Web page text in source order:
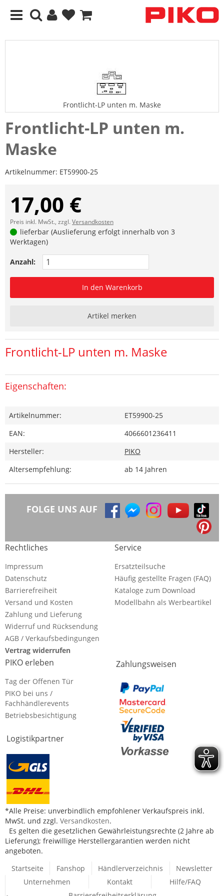
Frontlicht-LP unten m. Maske
Frontlicht-LP unten m.
Maske
Artikelnummer: ET59900-25
17,00 €
Preis inkl. MwSt., zzgl.Versandkosten
lieferbar (Auslieferung erfolgt innerhalb von 3
Werktagen)
Anzahl:
In den Warenkorb
Artikel merken
Frontlicht-LP unten m. Maske
Eigenschaften:
Artikelnummer:
ET59900-25
EAN:
4066601236411
Hersteller:
PIKO
Altersempfehlung:
ab 14 Jahren
FOLGE UNS AUF
Rechtliches
Impressum
Datenschutz
Barrierefreiheit
Versand und Kosten
Zahlung und Lieferung
Widerruf und Rücksendung
AGB / Verkaufsbedingungen
Vertrag widerrufen
Service
Ersatzteilsuche
Häufig gestellte Fragen (FAQ)
Kataloge zum Download
Modellbahn als Werbeartikel
PIKO erleben
Tag der Offenen Tür
PIKO bei uns /
Fachhändlerevents
Betriebsbesichtigung
Logistikpartner
Zahlungsweisen
*Alle Preise: unverbindlich empfohlener Verkaufspreis inkl.
MwSt. und zzgl. Versandkosten.
Es gelten die gesetzlichen Gewährleistungsrechte (2 Jahre ab
Lieferung); freiwillige Herstellergarantien werden nicht
angeboten.
Startseite
Fanshop Händlerverzeichnis
Newsletter
Unternehmen
Kontakt
Hilfe/FAQ